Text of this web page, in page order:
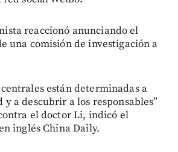
reaccionó anunciando el
una comisión de investigación a
están determinadas a
a descubrir a los responsables”
el doctor Li, indicó el
inglés China Daily.